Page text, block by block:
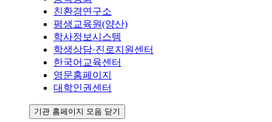
친환경연구소
평생교육원(양산)
학사정보시스템
학생상담·진로지원센터
한국어교육센터
영문홈페이지
대학인권센터
기관 홈페이지 모음 닫기